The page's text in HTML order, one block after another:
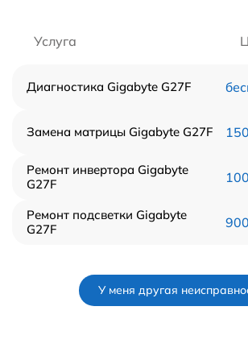
Услуга
Диагностика Gigabyte G27F
Замена матрицы Gigabyte G27F
Ремонт инвертора Gigabyte
G27F
Ремонт подсветки Gigabyte
G27F
У меня другая